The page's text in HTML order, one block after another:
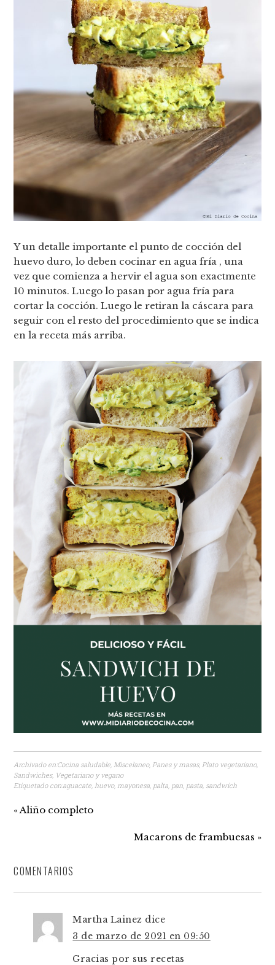
Y un detalle importante el punto de cocción del
huevo duro, lo deben cocinar en agua fría , una
vez que comienza a hervir el agua son exactmente
10 minutos. Luego lo pasan por agua fría para
cortar la cocción. Luego le retiran la cáscara para
seguir con el resto del procedimiento que se indica
en la receta más arriba.
Archivado en:Cocina saludable Miscelaneo, Panes y masas, Plato vegetariano,
Sandwiches, Vegetariano y vegano
Etiquetado con:aguacate huevo, mayonesa palta pan pasta sandwich
« Aliño completo
Macarons de frambuesas »
COMENTARIOS
Martha Lainez dice
3 de marzo de 2021 en 09:50
Gracias por sus recetas